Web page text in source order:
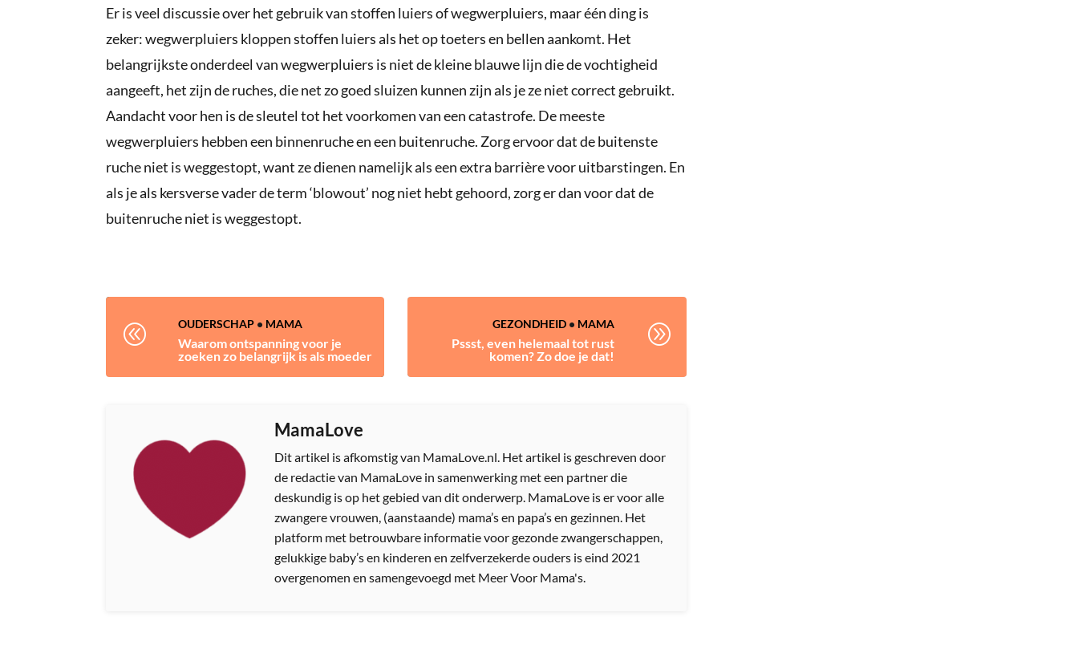
Er is veel discussie over het gebruik van stoffen luiers of wegwerpluiers, maar één ding is
zeker: wegwerpluiers kloppen stoffen luiers als het op toeters en bellen aankomt. Het
belangrijkste onderdeel van wegwerpluiers is niet de kleine blauwe lijn die de vochtigheid
aangeeft, het zijn de ruches, die net zo goed sluizen kunnen zijn als je ze niet correct gebruikt.
Aandacht voor hen is de sleutel tot het voorkomen van een catastrofe. De meeste
wegwerpluiers hebben een binnenruche en een buitenruche. Zorg ervoor dat de buitenste
ruche niet is weggestopt, want ze dienen namelijk als een extra barrière voor uitbarstingen. En
als je als kersverse vader de term ‘blowout’ nog niet hebt gehoord, zorg er dan voor dat de
buitenruche niet is weggestopt.
@ OUDERSCHAP • MAMA
Waarom ontspanning voor je
zoeken zo belangrijk is als moeder
GEZONDHEID• MAMA
Pssst, even helemaal tot rust
komen? Zo doe je dat!
A
MamaLove
Dit artikel is afkomstig van MamaLove.nl. Het artikel is geschreven door
de redactie van MamaLove in samenwerking met een partner die
deskundig is op het gebied van dit onderwerp. MamaLove is er voor alle
zwangere vrouwen, (aanstaande) mama’s en papa’s en gezinnen. Het
platform met betrouwbare informatie voor gezonde zwangerschappen,
gelukkige baby’s en kinderen en zelfverzekerde ouders is eind 2021
overgenomen en samengevoegd met Meer Voor Mama's.